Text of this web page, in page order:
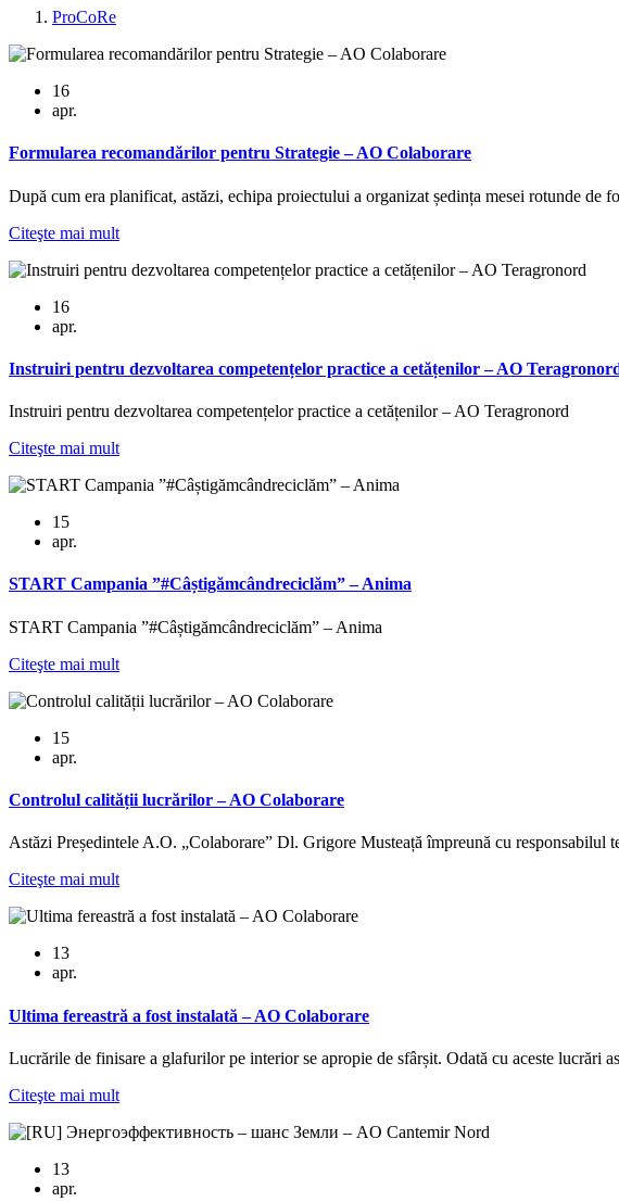
ProCoRe
16
apr.
Formularea recomandărilor pentru Strategie – AO Colaborare
După cum era planificat, astăzi, echipa proiectului a organizat ședința mesei rotunde
Citeşte mai mult
16
apr.
Instruiri pentru dezvoltarea competențelor practice a cetățenilor – AO
Instruiri pentru dezvoltarea competențelor practice a cetățenilor – AO Teragronord
Citeşte mai mult
15
apr.
START Campania ”#Câștigămcândreciclăm” – Anima
START Campania ”#Câștigămcândreciclăm” – Anima
Citeşte mai mult
15
apr.
Controlul calității lucrărilor – AO Colaborare
Astăzi Președintele A.O. „Colaborare” Dl. Grigore Musteață împreună cu responsabilul
Citeşte mai mult
13
apr.
Ultima fereastră a fost instalată – AO Colaborare
Lucrările de finisare a glafurilor pe interior se apropie de sfârșit. Odată cu aceste lucrări
Citeşte mai mult
13
apr.